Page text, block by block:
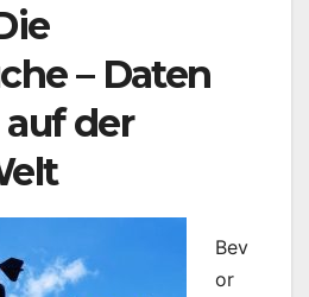
– Daten
der
Bev
or